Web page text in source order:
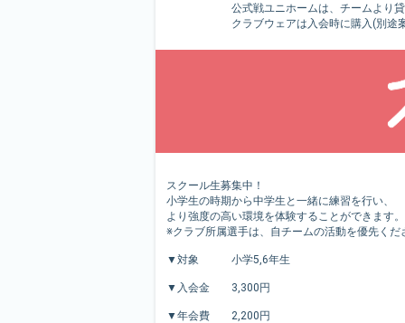
公式戦ユニホームは、チームより貸
クラブウェアは入会時に購入(別途
スクール生募集中！
小学生の時期から中学生と一緒に練習を行い、
より強度の高い環境を体験することができます。
※クラブ所属選手は、自チームの活動を優先くだ
▼対象 小学5,6年生
▼入会金 3,300円
▼年会費 2,200円